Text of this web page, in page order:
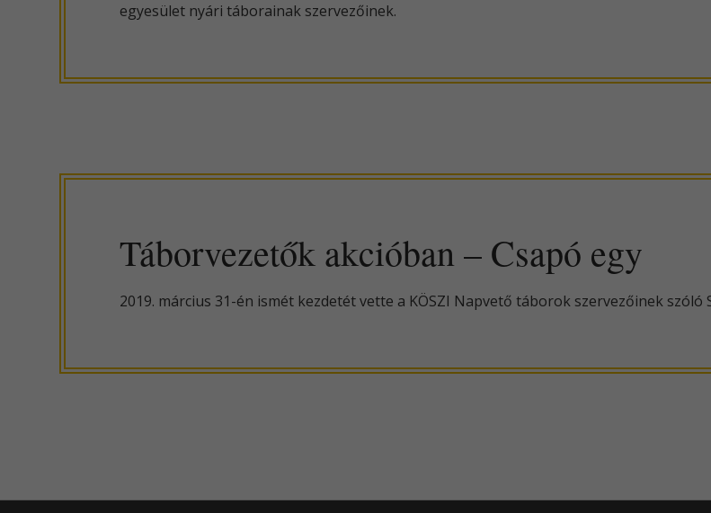
egyesület nyári táborainak szervezőinek.
Táborvezetők akcióban – Csapó egy
2019. március 31-én ismét kezdetét vette a KÖSZI Napvető táborok szervezőinek